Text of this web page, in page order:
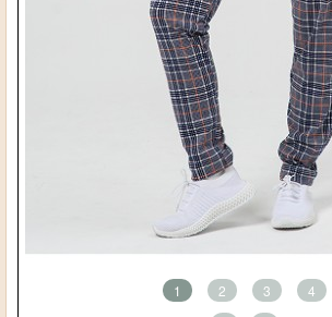
1 2 3 4